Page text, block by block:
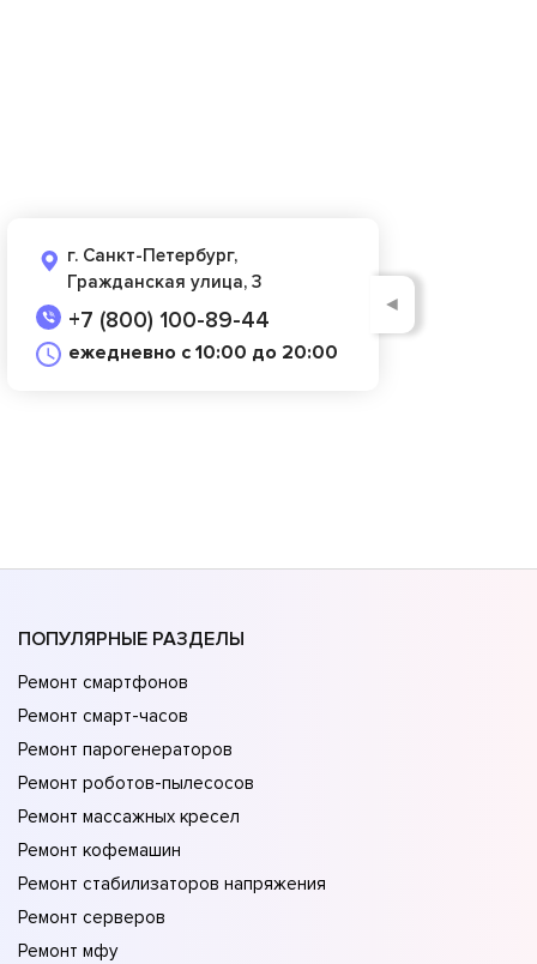
г. Санкт-Петербург,
Гражданская улица, 3
+7 (800) 100-89-44
ежедневно с 10:00 до 20:00
◄
ПОПУЛЯРНЫЕ РАЗДЕЛЫ
Ремонт смартфонов
Ремонт смарт-часов
Ремонт парогенераторов
Ремонт роботов-пылесосов
Ремонт массажных кресел
Ремонт кофемашин
Ремонт стабилизаторов напряжения
Ремонт серверов
Ремонт мфу